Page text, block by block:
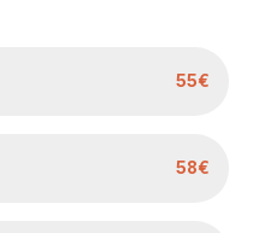
55€
58€